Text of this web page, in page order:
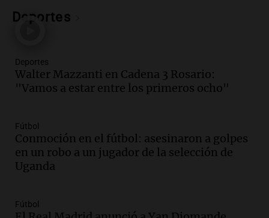
Episodios
explosión en edificio de Montiagudo
Panorama Federal
Episodios
arrestar y agredir a una niña de 13 años
en Tucumán
Panorama Federal
Episodios
causan daños
Deportes
Deportes
Walter Mazzanti en Cadena 3 Rosario:
"Vamos a estar entre los primeros ocho"
Fútbol
Conmoción en el fútbol: asesinaron a golpes
en un robo a un jugador de la selección de
Uganda
Fútbol